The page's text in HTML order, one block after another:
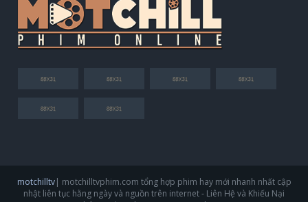
motchilltv| motchilltvphim.com tổng hợp phim hay mới nhanh nhất cập
nhật liên tục hằng ngày và nguồn trên internet - Liên Hệ và Khiếu Nại